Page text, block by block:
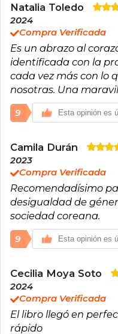
llevada a la
Natalia Toledo
2024
Compra Verificada
Es un abrazo al
identificada con la
cada vez más con lo
nosotras. Una
9 Esta opinión es
Camila Durán
2023
Compra Verificada
Recomendadísimo
desigualdad de
sociedad coreana.
9 Esta opinión es
Cecilia Moya Soto
2024
Compra Verificada
El libro llegó en
rápido